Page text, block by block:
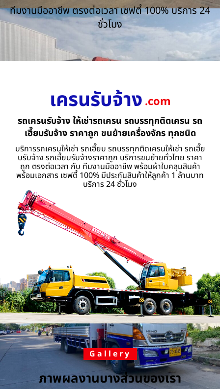
ทีมงานมืออาชีพ ตรงต่อเวลา เซฟตี้ 100% บริการ 24
ชั่วโมง
เครนรับจ้าง .com
รถเครนรับจ้าง ให้เช่ารถเครน รถบรรทุกติดเครน รถ
เฮี๊ยบรับจ้าง ราคาถูก ขนย้ายเครื่องจักร ทุกชนิด
บริการรถเครนให้เช่า รถเฮี๊ยบ รถบรรทุกติดเครนให้เช่า รถเฮี๊ย
บรับจ้าง รถเฮี้ยบรับจ้างราคาถูก บริการขนย้ายทั่วไทย ราคา
ถูก ตรงต่อเวลา กับ ทีมงานมืออาชีพ พร้อมผ้าใบคลุมสินค้า
พร้อมเอกสาร เซฟตี้ 100% มีประกันสินค้าให้ลูกค้า 1 ล้านบาท
บริการ 24 ชั่วโมง
Gallery
ภาพผลงานบางส่วนของเรา